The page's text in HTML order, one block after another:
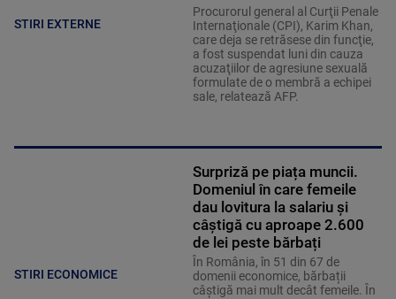
STIRI EXTERNE
Procurorul general al Curţii Penale
Internaţionale (CPI), Karim Khan,
care deja se retrăsese din funcţie,
a fost suspendat luni din cauza
acuzaţiilor de agresiune sexuală
formulate de o membră a echipei
sale, relatează AFP.
STIRI ECONOMICE
Surpriză pe piața muncii.
Domeniul în care femeile
dau lovitura la salariu și
câștigă cu aproape 2.600
de lei peste bărbați
În România, în 51 din 67 de
domenii economice, bărbații
câștigă mai mult decât femeile. În